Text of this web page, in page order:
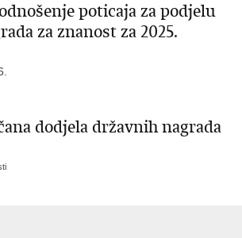
poticaja za podjelu
za znanost za 2025.
dodjela državnih nagrada